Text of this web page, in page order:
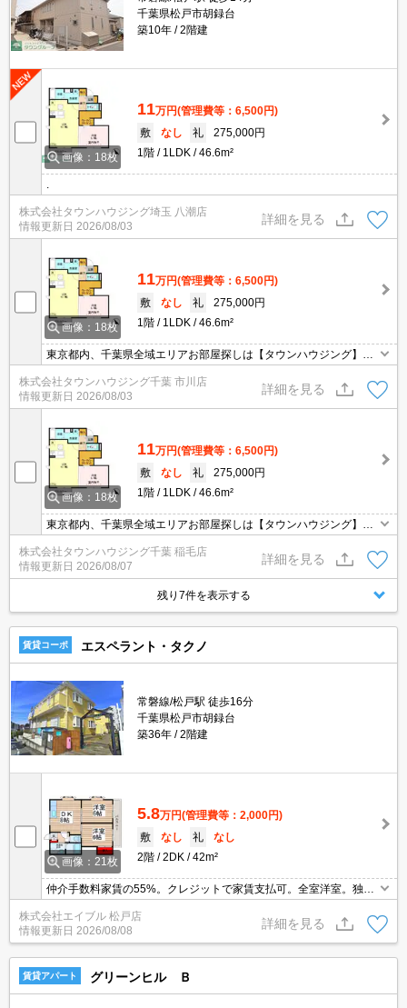
千葉県松戸市胡録台
築10年
2階建
画像：18枚
11万円(管理費等：6,500円)
敷
なし 礼
275,000円
1階
1LDK 46.6m²
株式会社タウンハウジング埼玉 八潮店
情報更新日 2026/08/03
詳細を見る
画像：18枚
11万円(管理費等：6,500円)
敷
なし 礼
275,000円
1階
1LDK 46.6m²
東京都内、千葉県全域エリアお部屋探しは【タウンハウジング】に
お任せください！オンラインでご相談・ご見学・ご契約お手続きも
ご対応可能です。
株式会社タウンハウジング千葉 市川店
情報更新日 2026/08/03
詳細を見る
画像：18枚
11万円(管理費等：6,500円)
敷
なし 礼
275,000円
1階
1LDK 46.6m²
東京都内、千葉県全域エリアお部屋探しは【タウンハウジング】に
お任せください！オンラインでご相談・ご見学・ご契約お手続きも
ご対応可能です。
株式会社タウンハウジング千葉 稲毛店
情報更新日 2026/08/07
詳細を見る
残り7件を表示する
賃貸コーポ エスペラント・タクノ
常磐線/松戸駅 徒歩16分
千葉県松戸市胡録台
築36年
2階建
画像：21枚
5.8万円(管理費等：2,000円)
敷
なし 礼
なし
2階
2DK 42m²
仲介手数料家賃の55%。クレジットで家賃支払可。全室洋室。独立
洗面台。角部屋。バス・トイレ別。クローゼット付。バルコニー。
室内洗濯機置場。脱衣所有り。
株式会社エイブル 松戸店
情報更新日 2026/08/08
詳細を見る
賃貸アパート グリーンヒル Ｂ